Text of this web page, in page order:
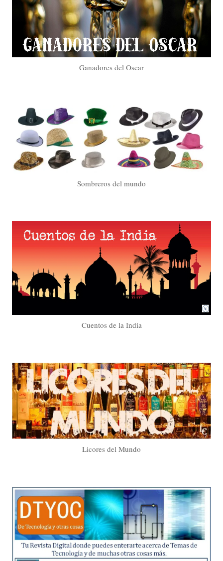
Ganadores del Oscar
Sombreros del mundo
Cuentos de la India
Licores del Mundo